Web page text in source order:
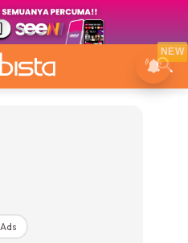
Ads
NEW